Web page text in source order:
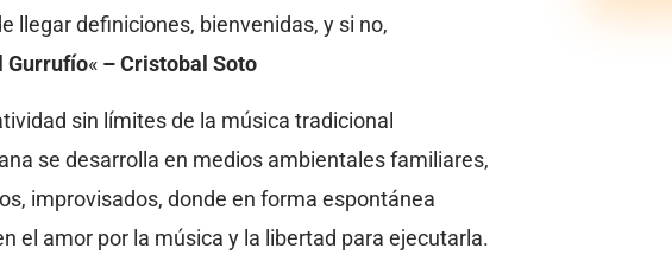
llegar definiciones, bienvenidas, y si no,
Gurrufío«– Cristobal Soto
sin límites de la música tradicional
se desarrolla en medios ambientales familiares,
improvisados, donde en forma espontánea
el amor por la música y la libertad para ejecutarla.